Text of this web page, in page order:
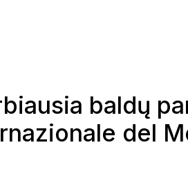
baldų
del